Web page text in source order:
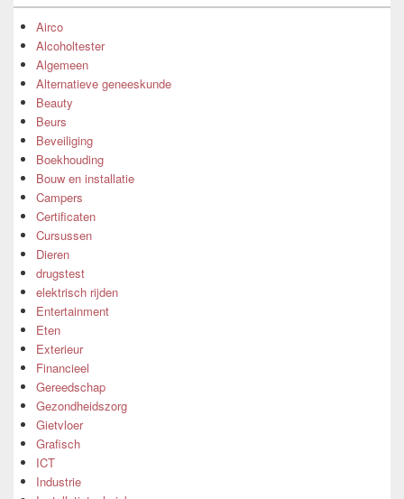
Airco
Alcoholtester
Algemeen
Alternatieve geneeskunde
Beauty
Beurs
Beveiliging
Boekhouding
Bouw en installatie
Campers
Certificaten
Cursussen
Dieren
drugstest
elektrisch rijden
Entertainment
Eten
Exterieur
Financieel
Gereedschap
Gezondheidszorg
Gietvloer
Grafisch
ICT
Industrie